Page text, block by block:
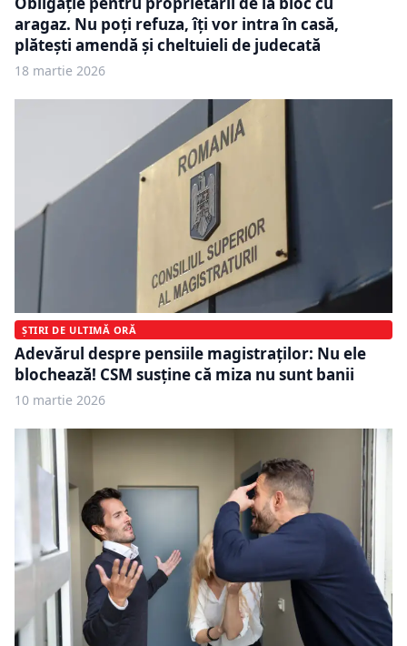
aragaz. Nu poți refuza, îți vor intra în casă,
plătești amendă și cheltuieli de judecată
18 martie 2026
ȘTIRI DE ULTIMĂ ORĂ
Adevărul despre pensiile magistraților: Nu ele
blochează! CSM susține că miza nu sunt banii
10 martie 2026